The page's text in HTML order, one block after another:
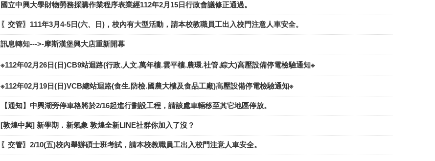
國立中興大學財物勞務採購作業程序表業經112年2月15日行政會議修正通過。
〖交管〗111年3月4-5日(六、日)，校內有大型活動，請本校教職員工出入校門注意人車安全。
訊息轉知--->-摩斯漢堡興大店重新開幕
※112年02月26日(日)CB9站迴路(行政.人文.萬年樓.雲平樓.農環.社管.綜大)高壓設備停電檢驗通知※
※112年02月19日(日)VCB總站迴路(食生.防檢.國農大樓及食品工廠)高壓設備停電檢驗通知※
【通知】中興湖旁停車格將於2/16起進行劃設工程，請該處車輛移至其它地區停放。
[敦煌中興] 新學期．新氣象 敦煌全新LINE社群你加入了沒？
〖交管〗2/10(五)校內舉辦碩士班考試，請本校教職員工出入校門注意人車安全。